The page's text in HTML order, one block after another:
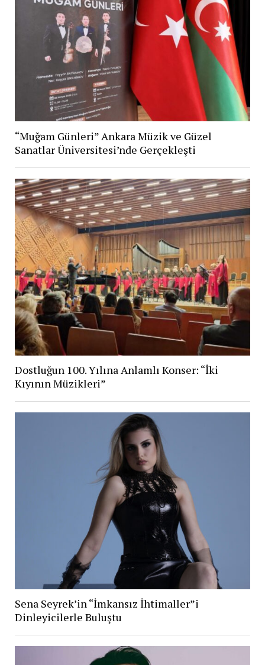
“Muğam Günleri” Ankara Müzik ve Güzel
Sanatlar Üniversitesi’nde Gerçekleşti
Dostluğun 100. Yılına Anlamlı Konser: “İki
Kıyının Müzikleri”
Sena Seyrek’in “İmkansız İhtimaller”i
Dinleyicilerle Buluştu